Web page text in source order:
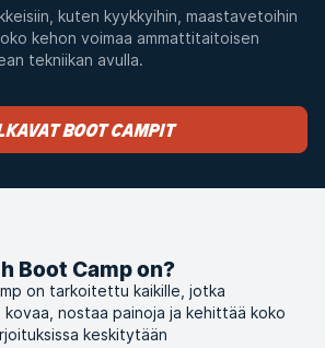
kuten kyykkyihin, maastavetoihin
kehon voimaa ammattitaitoisen
tekniikan avulla.
Boot Campit
Boot Camp on?
on tarkoitettu kaikille, jotka
nostaa painoja ja kehittää koko
keskitytään